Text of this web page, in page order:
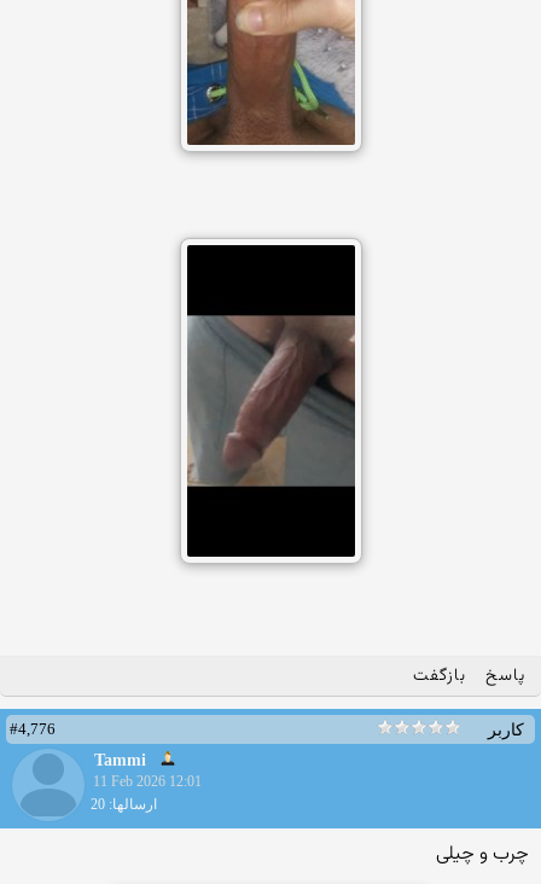
پاسخ بازگفت
کاربر
#4,776
Tammi
11 Feb 2026 12:01
ارسالها: 20
چرب و چیلی